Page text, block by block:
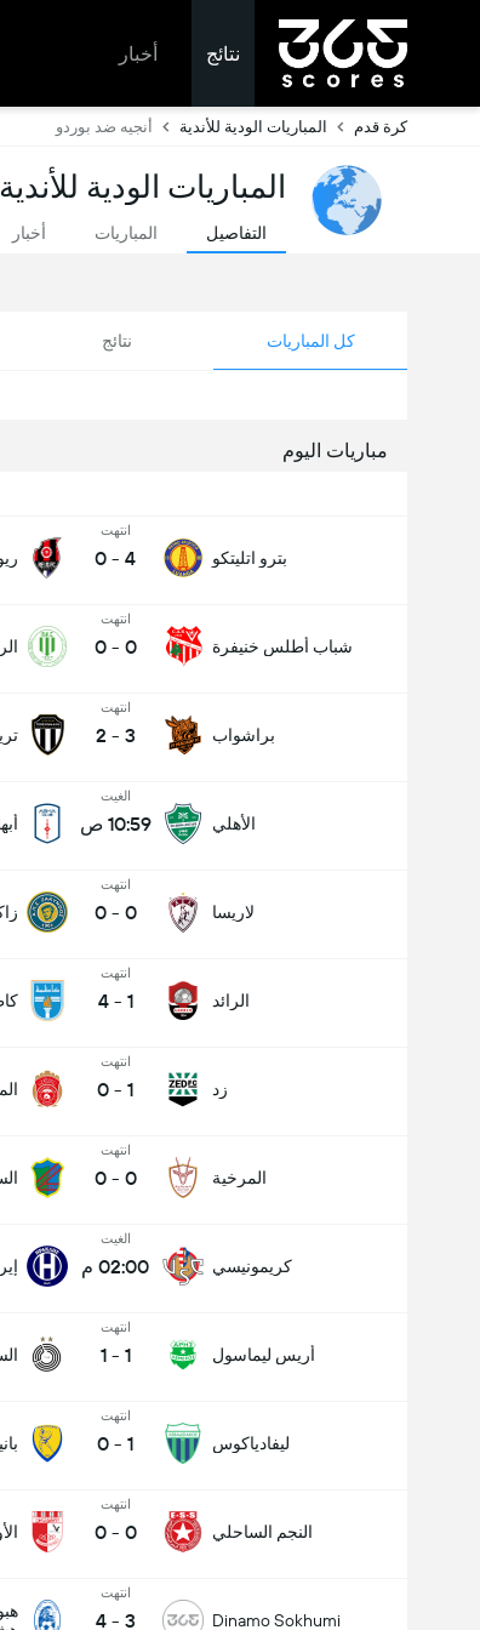
نتائج أخبار
كرة قدم المباريات الودية للأندية أنجيه ضد بوردو
المباريات الودية
التفاصيل المباريات أخبار
كل المباريات نتائج
مباريات اليوم
بترو اتليتكو
انتهت
4
-
0
شباب أطلس خنيفرة
انتهت
0
-
0
براشواب
انتهت
3
-
2
الأهلي
الغيت
10:59 ص
لاريسا
انتهت
0
-
0
الرائد
انتهت
1
-
4
زد
انتهت
1
-
0
المرخية
انتهت
0
-
0
كريمونيسي
الغيت
02:00 م
أريس ليماسول
انتهت
1
-
1
ليفادياكوس
انتهت
1
-
0
النجم الساحلي
انتهت
0
-
0
Dinamo Sokhumi
انتهت
3
-
4